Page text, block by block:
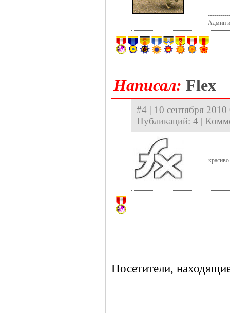
Админ
Hаписал: Flex
#4 | 10 сентября
Публикаций: 4 |
Посетители,